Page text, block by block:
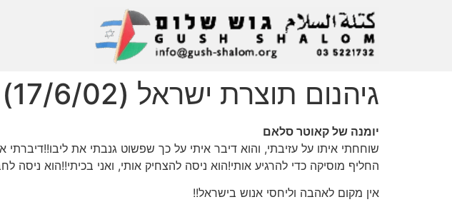
גיהנום תוצרת ישראל (17/6/02)
יומנה של קאוטר סלאם
שוחחתי איתו על עזיבתי, והוא דיבר איתי על כך שפשוט גנבתי את
החליף מוסיקה כדי להרגיע אותי!הוא ניסה להצחיק אותי, ואני בכיתי!!הוא ניסה
אין מקום לאהבה וליחסי אנוש בישראל!!